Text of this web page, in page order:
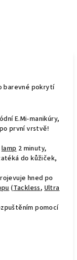
barevné pokrytí
E.Mi-manikúry,
první vrstvě!
lamp2 minuty,
do kůžiček,
hned po
(Tackless,Ultra
pomocí